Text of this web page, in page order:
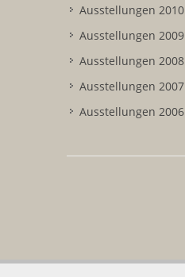
Ausstellungen 2010
Ausstellungen 2009
Ausstellungen 2008
Ausstellungen 2007
Ausstellungen 2006